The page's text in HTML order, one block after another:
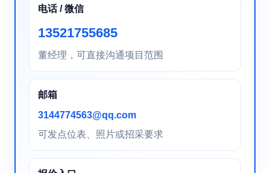
电话 / 微信
13521755685
董经理，可直接沟通项目范围
邮箱
3144774563@qq.com
可发点位表、照片或招采要求